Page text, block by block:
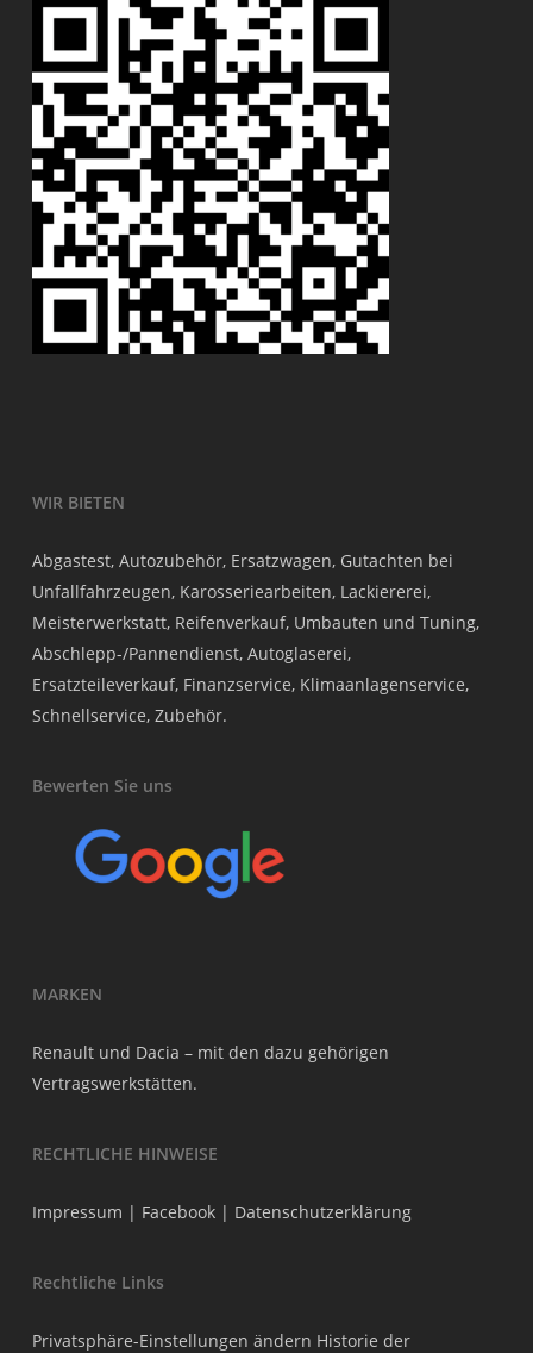
WIR BIETEN
Abgastest, Autozubehör, Ersatzwagen, Gutachten bei
Unfallfahrzeugen, Karosseriearbeiten, Lackiererei,
Meisterwerkstatt, Reifenverkauf, Umbauten und Tuning,
Abschlepp-/Pannendienst, Autoglaserei,
Ersatzteileverkauf, Finanzservice, Klimaanlagenservice,
Schnellservice, Zubehör.
Bewerten Sie uns
MARKEN
Renault und Dacia – mit den dazu gehörigen
Vertragswerkstätten.
RECHTLICHE HINWEISE
Impressum | Facebook| Datenschutzerklärung
Rechtliche Links
Privatsphäre-Einstellungen ändern Historie der